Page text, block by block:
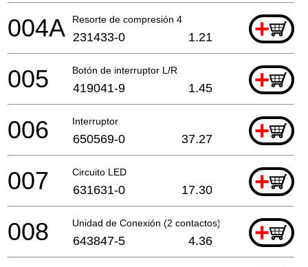
Resorte de compresión 4 +
004A 231433-0 1.21
Botón de interruptor L/R +
005 419041-9 1.45
Interruptor +
006 650569-0 37.27
Circuito LED +
007 631631-0 17.30
Unidad de Conexión (2 contactos) +
008 643847-5 4.36